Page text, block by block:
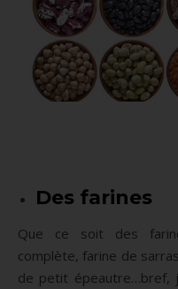
Des farines
Que ce soit des
complète, farine de
de petit épeautre…bref,